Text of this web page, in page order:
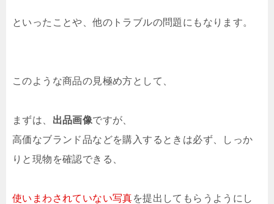
といったことや、他のトラブルの問題にもなります。
このような商品の見極め方として、
まずは、 出品画像ですが、
高価なブランド品などを購入するときは必ず、しっか
りと現物を確認できる、
使いまわされていない写真を提出してもらうようにし